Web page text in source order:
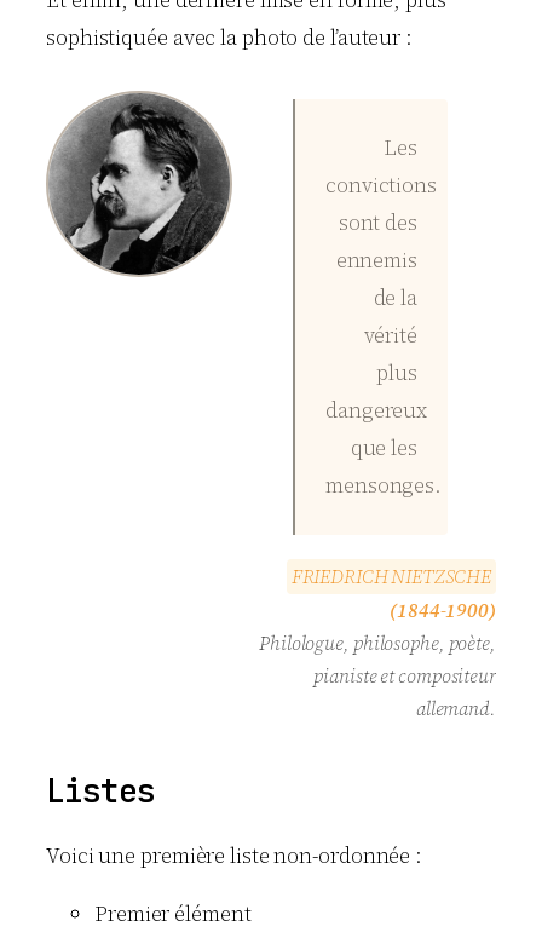
sophistiquée avec la photo de l’auteur :
Les
convictions
sont des
ennemis
de la
vérité
plus
dangereux
que les
mensonges.
FRIEDRICHNIETZSCHE
(1844-1900)
Philologue, philosophe, poète,
pianiste et compositeur
allemand.
Listes
Voici une première liste non-ordonnée :
Premier élément